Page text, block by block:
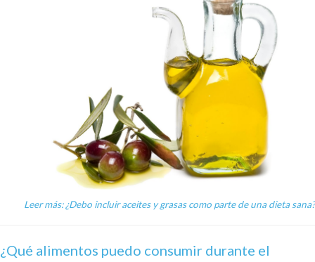
Leer más: ¿Debo incluir aceites y grasas como parte de una dieta sana?
¿Qué alimentos puedo consumir durante el